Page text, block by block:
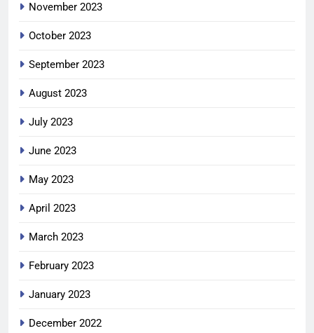
November 2023
October 2023
September 2023
August 2023
July 2023
June 2023
May 2023
April 2023
March 2023
February 2023
January 2023
December 2022